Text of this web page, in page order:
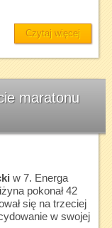
Czytaj więcej
maratonu
w 7. Energa
pokonał 42
się na trzeciej
w swojej